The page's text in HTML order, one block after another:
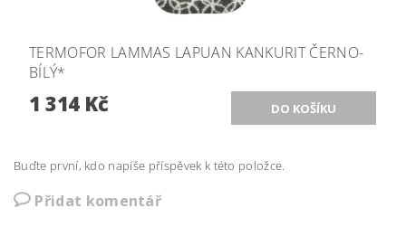
TERMOFOR LAMMAS LAPUAN KANKURIT ČERNO-
BÍLÝ*
1 314 Kč
Buďte první, kdo napíše příspěvek k této položce.
Přidat komentář